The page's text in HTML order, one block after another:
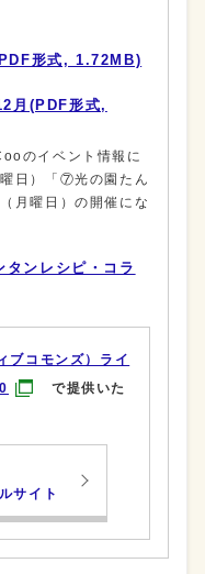
形式, 1.72MB)
月(PDF形式,
のイベント情報に
日）「⑦光の園たん
月曜日）の開催にな
タンレシピ・コラ
ブコモンズ）ライ
で提供いた
サイト